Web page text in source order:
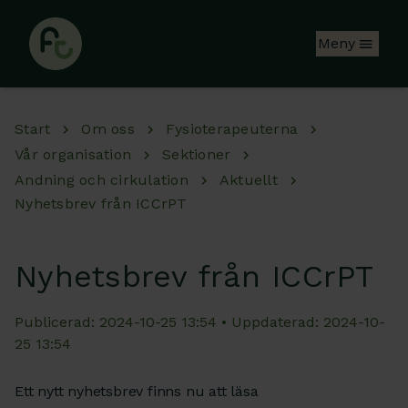
Meny
Start Om oss
Fysioterapeuterna
Vår organisation
Sektioner
Andning och cirkulation
Aktuellt
Nyhetsbrev från ICCrPT
Nyhetsbrev från ICCrPT
Publicerad: 2024-10-25 13:54 • Uppdaterad: 2024-10-
25 13:54
Ett nytt nyhetsbrev finns nu att läsa